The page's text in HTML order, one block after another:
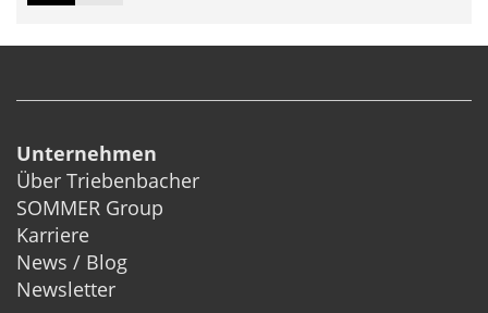
Unternehmen
Über Triebenbacher
SOMMER Group
Karriere
News / Blog
Newsletter